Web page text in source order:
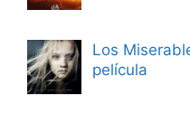
Los
película